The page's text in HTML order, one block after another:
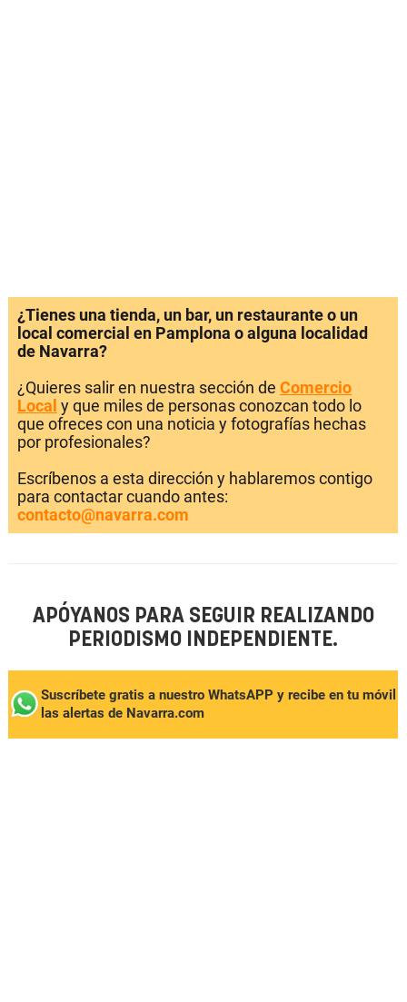
¿Tienes una tienda, un bar, un restaurante o un
local comercial en Pamplona o alguna localidad
de Navarra?
¿Quieres salir en nuestra sección de Comercio
Local y que miles de personas conozcan todo lo
que ofreces con una noticia y fotografías hechas
por profesionales?
Escríbenos a esta dirección y hablaremos contigo
para contactar cuando antes:
contacto@navarra.com
APÓYANOS PARA SEGUIR REALIZANDO
PERIODISMO INDEPENDIENTE.
Suscríbete gratis a nuestro WhatsAPP y recibe en tu móvil
las alertas de Navarra.com